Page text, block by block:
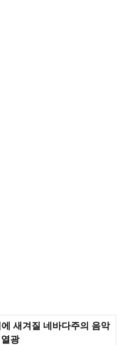
에 새겨질 네바다주의 음악
광